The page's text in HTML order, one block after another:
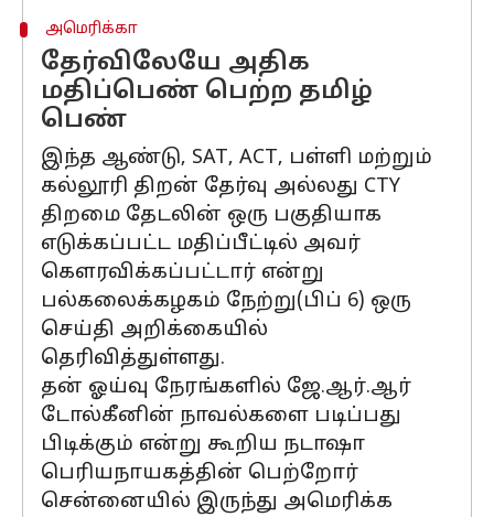
அமெரிக்கா
தேர்விலேயே அதிக
மதிப்பெண் பெற்ற தமிழ்
பெண்
இந்த ஆண்டு, SAT, ACT, பள்ளி மற்றும்
கல்லூரி திறன் தேர்வு அல்லது CTY
திறமை தேடலின் ஒரு பகுதியாக
எடுக்கப்பட்ட மதிப்பீட்டில் அவர்
கௌரவிக்கப்பட்டார் என்று
பல்கலைக்கழகம் நேற்று(பிப் 6) ஒரு
செய்தி அறிக்கையில்
தெரிவித்துள்ளது.
தன் ஓய்வு நேரங்களில் ஜே.ஆர்.ஆர்
டோல்கீனின் நாவல்களை படிப்பது
பிடிக்கும் என்று கூறிய நடாஷா
பெரியநாயகத்தின் பெற்றோர்
சென்னையில் இருந்து அமெரிக்க